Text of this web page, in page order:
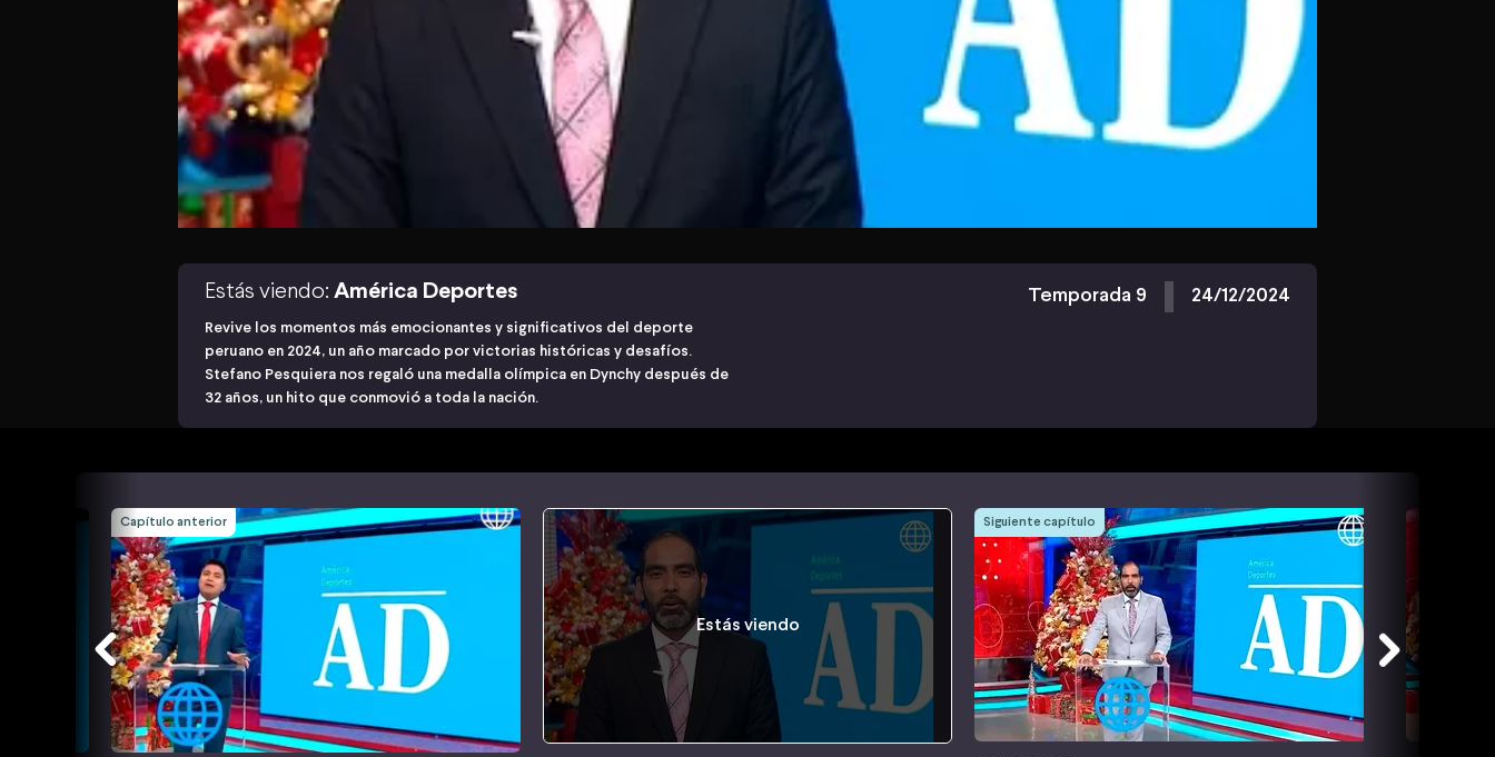
Estás viendo: América Deportes
Revive los momentos más emocionantes y significativos del deporte
peruano en 2024, un año marcado por victorias históricas y desafíos.
Stefano Pesquiera nos regaló una medalla olímpica en Dynchy después de
32 años, un hito que conmovió a toda la nación.
Temporada 9 24/12/2024
Capítulo anterior
Estás viendo
Siguiente capítulo